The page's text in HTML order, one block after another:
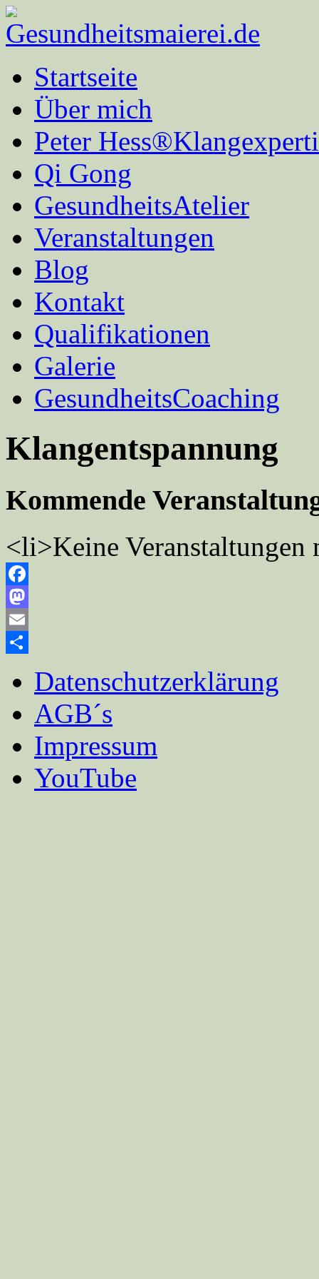
Startseite
Über mich
Peter
Qi Gong
GesundheitsAtelier
Veranstaltungen
Blog
Kontakt
Qualifikationen
Galerie
GesundheitsCoaching
Klangentspannung
Kommende
<li>Keine
Facebook
Mastodon
Email
Datenschutzerklärung
AGB´s
Impressum
YouTube